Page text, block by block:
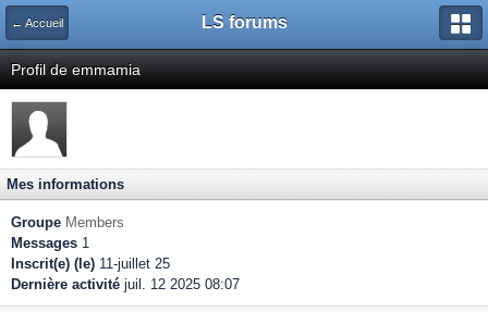
← Accueil LS forums
Profil de emmamia
Mes informations
Groupe Members
Messages 1
Inscrit(e) (le) 11-juillet 25
Dernière activité juil. 12 2025 08:07